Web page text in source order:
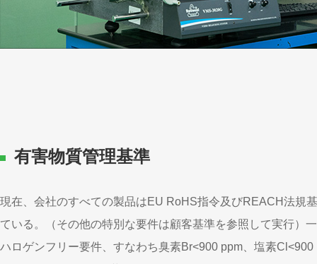
有害物質管理基準
現在、会社のすべての製品はEU RoHS指令及びREACH法規
ている。（その他の特別な要件は顧客基準を参照して実行）
ハロゲンフリー要件、すなわち臭素Br<900 ppm、塩素Cl<900